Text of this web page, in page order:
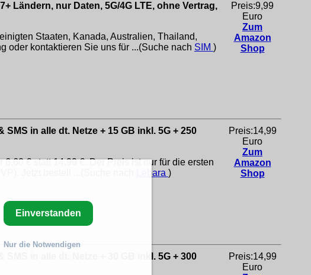
Ländern, nur Daten, 5G/4G LTE, ohne Vertrag,
Staaten, Kanada, Australien, Thailand,
oder kontaktieren Sie uns für ...(Suche nach SIM )
Preis:9,99
Euro
Zum
Amazon
Shop
in alle dt. Netze + 15 GB inkl. 5G + 250
€ statt 14,99 €. Der Preis ist nur für die ersten
Jetzt bestell ...(Suche nach
Lebara )
Preis:14,99
Euro
Zum
Amazon
Shop
in alle dt. Netze + 30 GB inkl. 5G + 300
Preis:14,99
Euro
Einverstanden
Nur die Notwendigen